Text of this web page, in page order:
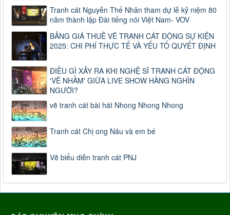
Tranh cát Nguyễn Thế Nhân tham dự lễ kỷ niệm 80
năm thành lập Đài tiếng nói Việt Nam- VOV
BẢNG GIÁ THUÊ VẼ TRANH CÁT ĐỘNG SỰ KIỆN
2025: CHI PHÍ THỰC TẾ VÀ YẾU TỐ QUYẾT ĐỊNH
ĐIỀU GÌ XẢY RA KHI NGHỆ SĨ TRANH CÁT ĐỘNG
'VẼ NHẦM' GIỮA LIVE SHOW HÀNG NGHÌN
NGƯỜI?
vẽ tranh cát bài hát Nhong Nhong Nhong
Tranh cát Chị ong Nâu và em bé
Vẽ biểu diễn tranh cát PNJ